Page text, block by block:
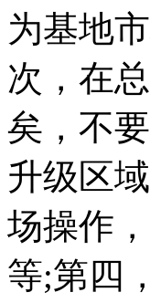
为基地
次，在
矣，不
升级区
场操作
等;第四